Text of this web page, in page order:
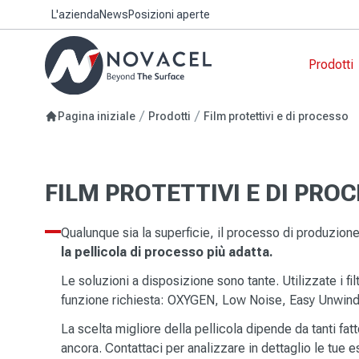
L'aziendaNewsPosizioni aperte
Prodotti
Film
I
Film
Film
Film
Pagina iniziale Prodotti Film protettivi e di processo
FILM PROTETTIVI E DI
Qualunque sia la superficie, il processo di
la pellicola di processo più adatta.
Le soluzioni a disposizione sono tante. Utilizzate i
funzione richiesta: OXYGEN, Low Noise, Easy
La scelta migliore della pellicola dipende da tanti
ancora. Contattaci per analizzare in dettaglio le tue